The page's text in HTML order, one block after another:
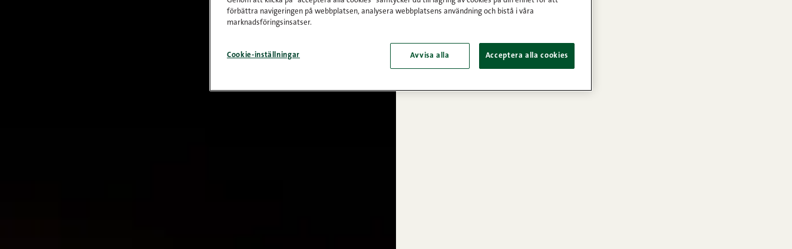
förbättra navigeringen på webbplatsen, analysera webbplatsens användning och bistå i våra
marknadsföringsinsatser.
Cookie-inställningar Avvisa alla Acceptera alla cookies